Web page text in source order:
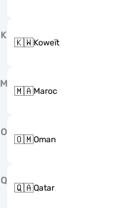
K
🇰🇼Koweït
M
🇲🇦Maroc
O
🇴🇲Oman
Q
🇶🇦Qatar